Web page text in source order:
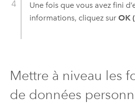
Une fois que vous avez fini
informations, cliquez sur OK
Mettre à niveau les
de données